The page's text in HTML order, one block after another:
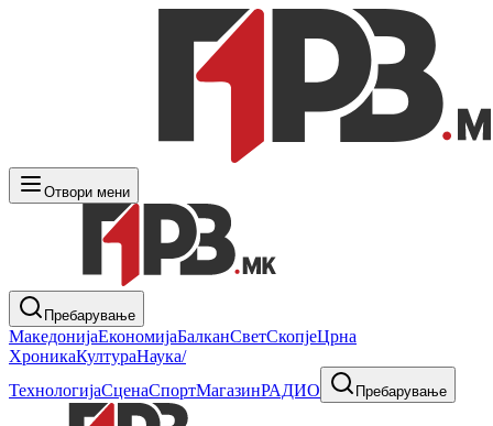
Отвори мени
Пребарување
МакедонијаЕкономијаБалканСветСкопјеЦрна
ХроникаКултураНаука/
ТехнологијаСценаСпортМагазинРАДИО Пребарување